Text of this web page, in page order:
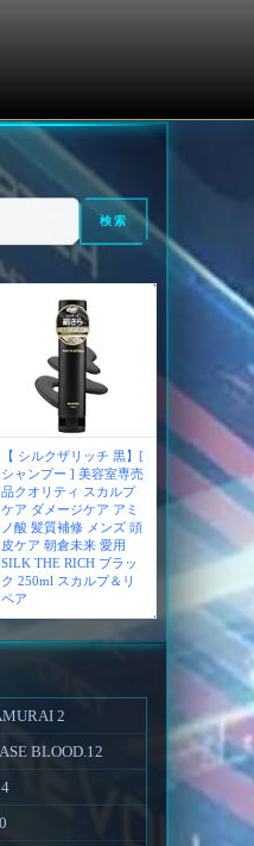
検索
【 シルクザリッチ 黒】[
シャンプー ] 美容室専売
品クオリティ スカルプ
ケア ダメージケア アミ
ノ酸 髪質補修 メンズ 頭
皮ケア 朝倉未来 愛用
SILK THE RICH ブラッ
ク 250ml スカルプ＆リ
ペア
2
BLOOD.12